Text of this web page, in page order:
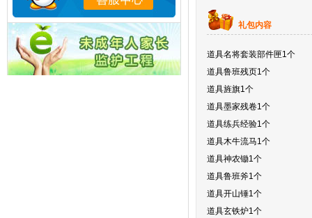
礼包内容
道具名将套装部件匣1个
道具鲁班残页1个
道具旌旗1个
道具墨家残卷1个
道具练兵经验1个
道具木牛流马1个
道具神农锄1个
道具鲁班斧1个
道具开山锤1个
道具玄铁炉1个